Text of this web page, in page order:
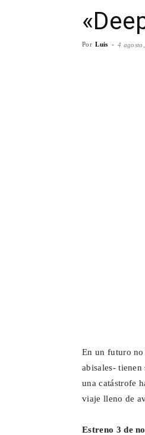
Por Luis - 4
En un futuro
abisales-
una catástrofe
viaje lleno de
Estreno 3 de